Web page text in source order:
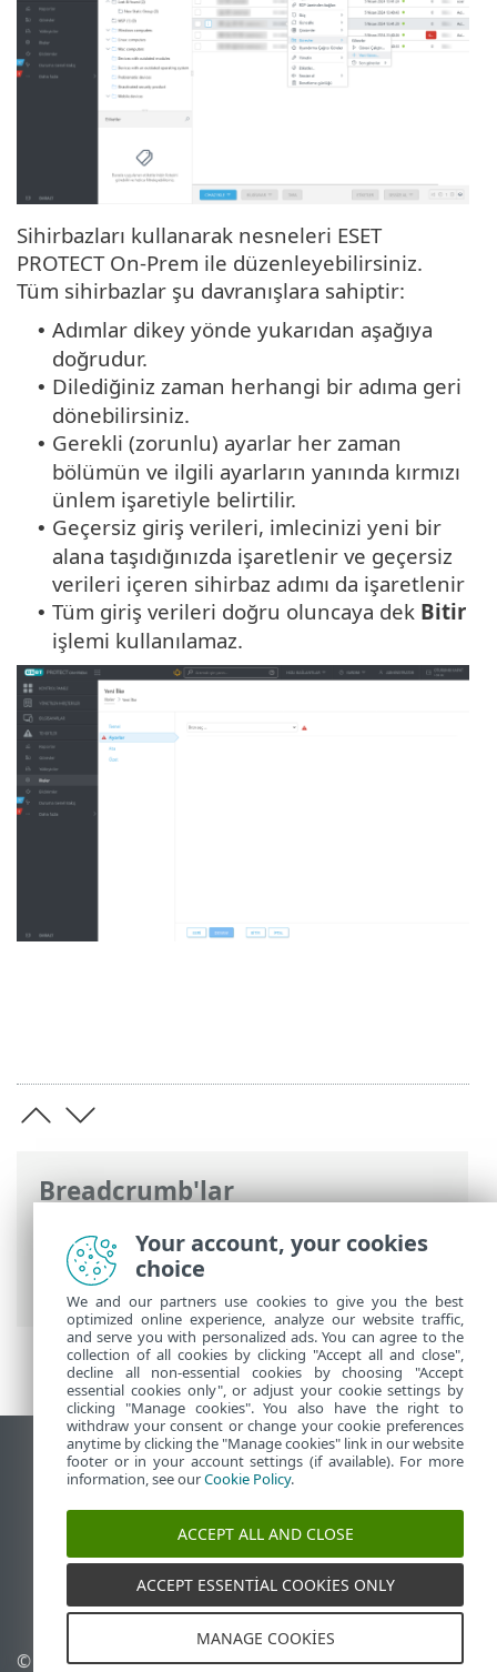
Breadcrumb'lar
ESET Online Yardım>ESET PROTECT On-
Prem>Başlayın> ESET PROTECT Web
Konsolu
Sihirbazları kullanarak nesneleri ESET
PROTECT On-Prem ile düzenleyebilirsiniz.
Tüm sihirbazlar şu davranışlara sahiptir:
• Adımlar dikey yönde yukarıdan aşağıya
doğrudur.
• Dilediğiniz zaman herhangi bir adıma geri
dönebilirsiniz.
• Gerekli (zorunlu) ayarlar her zaman
bölümün ve ilgili ayarların yanında kırmızı
ünlem işaretiyle belirtilir.
• Geçersiz giriş verileri, imlecinizi yeni bir
alana taşıdığınızda işaretlenir ve geçersiz
verileri içeren sihirbaz adımı da işaretlenir
• Tüm giriş verileri doğru oluncaya dek Bitir
işlemi kullanılamaz.
Masaüstü sitesini görüntüle
End of Life
ESET Bilgi Bankası
ESET Status Portal
Bölgesel destek
© 1992 - 2026 ESET, spol. s Çerezleri yönet
Your account, your cookies
choice
We and our partners use cookies to give you the best
optimized online experience, analyze our website traffic,
and serve you with personalized ads. You can agree to the
collection of all cookies by clicking "Accept all and close",
decline all non-essential cookies by choosing "Accept
essential cookies only", or adjust your cookie settings by
clicking "Manage cookies". You also have the right to
withdraw your consent or change your cookie preferences
anytime by clicking the "Manage cookies" link in our website
footer or in your account settings (if available). For more
information, see ourCookie Policy.
ACCEPT ALL AND CLOSE
ACCEPT ESSENTIAL COOKIES ONLY
MANAGE COOKIES